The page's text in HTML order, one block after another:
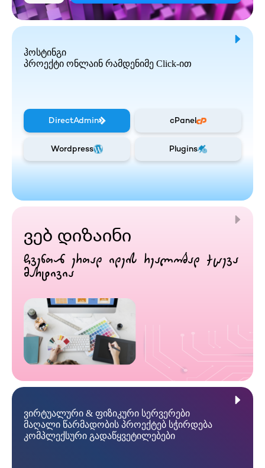
ჰოსტინგი
პროექტი ონლაინ რამდენიმე Click-ით
DirectAdmin cPanel
Wordpress Plugins
ვებ დიზაინი
ჩვენთან ერთად იდეის რეალობად ქცევა
მარტივია
ვირტუალური & ფიზიკური სერვერები
მაღალი წარმადობის პროექტებ სჭირდება
კომპლექსური გადაწყვეტილებები